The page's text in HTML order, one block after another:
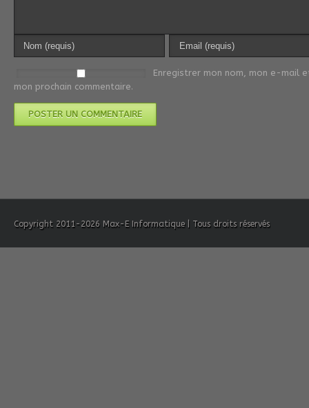
Enregistrer mon nom, mon e-mail
mon prochain commentaire.
Copyright 2011-2026 Max-E Informatique | Tous droits réservés